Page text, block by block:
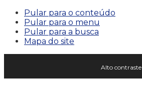
Pular para o conteúdo
Pular para o menu
Pular para a busca
Mapa do site
Alto contraste